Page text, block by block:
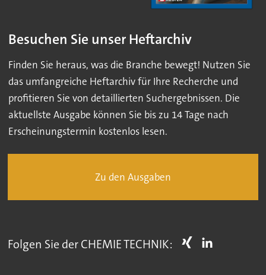
Besuchen Sie unser Heftarchiv
Finden Sie heraus, was die Branche bewegt! Nutzen Sie
das umfangreiche Heftarchiv für Ihre Recherche und
profitieren Sie von detaillierten Suchergebnissen. Die
aktuellste Ausgabe können Sie bis zu 14 Tage nach
Erscheinungstermin kostenlos lesen.
Zu den Ausgaben
Folgen Sie der CHEMIE TECHNIK: